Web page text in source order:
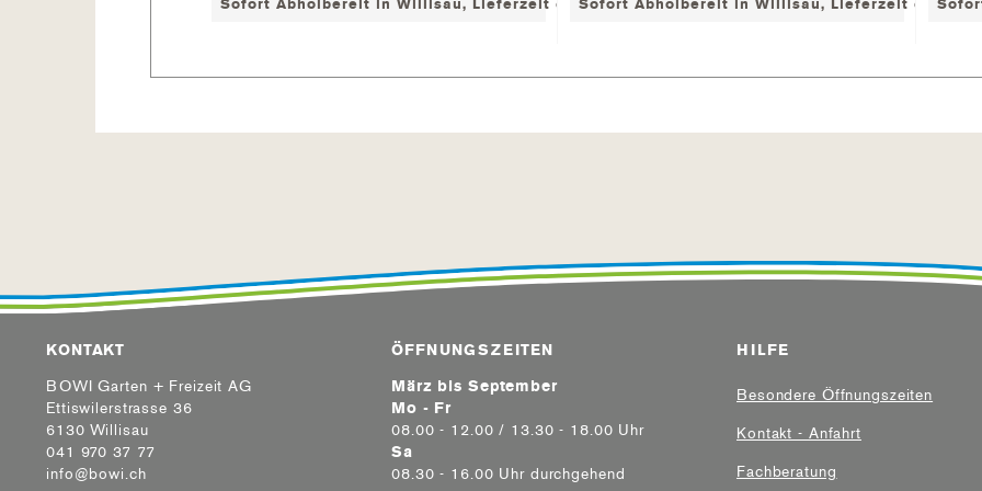
Sofort Abholbereit in Willisau, Lieferzeit ca. 2-7 WerktageSofort Abholbereit in Willisau, Lieferzeit ca. 2-7
KONTAKT
BOWI Garten + Freizeit AG
Ettiswilerstrasse 36
6130 Willisau
041 970 37 77
info@bowi.ch
ÖFFNUNGSZEITEN
März bis September
Mo - Fr
08.00 - 12.00 / 13.30 - 18.00 Uhr
Sa
08.30 - 16.00 Uhr durchgehend
HILFE
Besondere Öffnungszeiten
Kontakt - Anfahrt
Fachberatung